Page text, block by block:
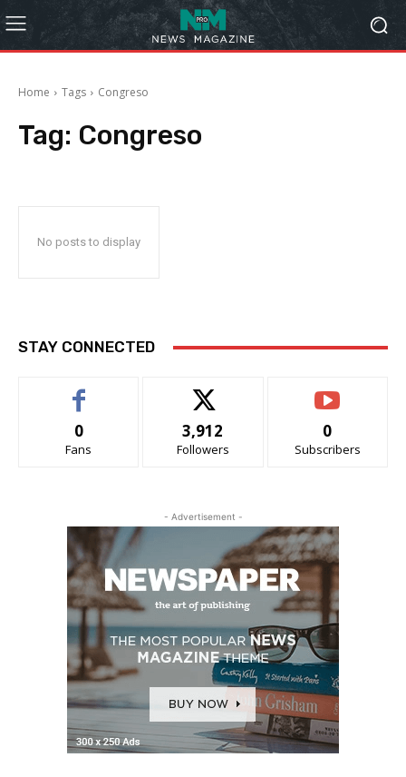
Home Tags Congreso
Tag: Congreso
No posts to display
STAY CONNECTED
0
Fans
3,912
Followers
0
Subscribers
- Advertisement -